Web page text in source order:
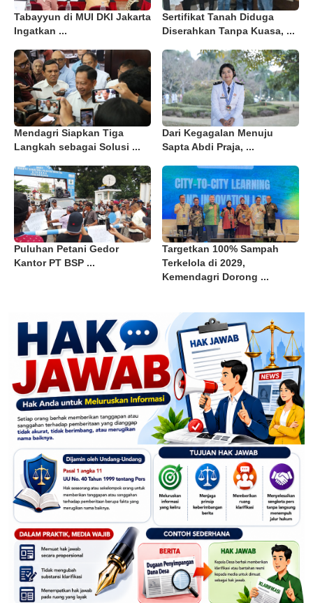
Tabayyun di MUI DKI Jakarta
Ingatkan ...
Sertifikat Tanah Diduga
Diserahkan Tanpa Kuasa, ...
Mendagri Siapkan Tiga
Langkah sebagai Solusi ...
Dari Kegagalan Menuju
Sapta Abdi Praja, ...
Puluhan Petani Gedor
Kantor PT BSP ...
Targetkan 100% Sampah
Terkelola di 2029,
Kemendagri Dorong ...